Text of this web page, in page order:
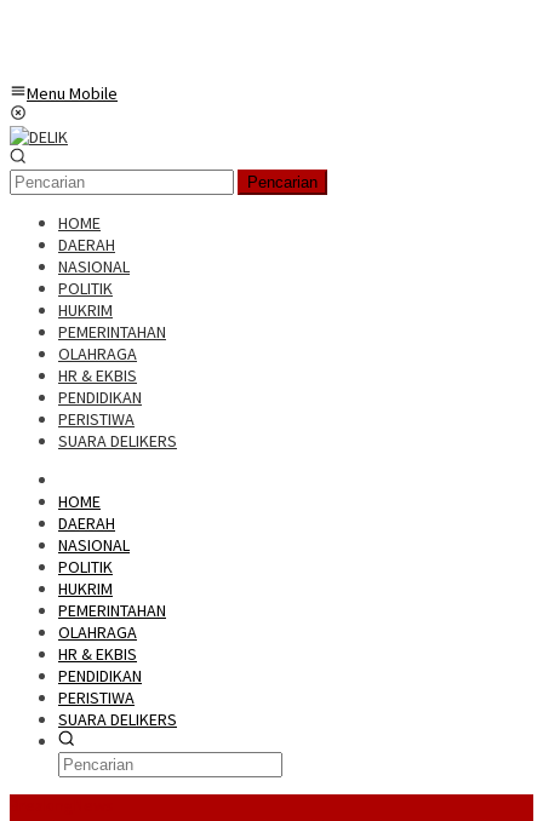
Menu Mobile
Pencarian
HOME
DAERAH
NASIONAL
POLITIK
HUKRIM
PEMERINTAHAN
OLAHRAGA
HR & EKBIS
PENDIDIKAN
PERISTIWA
SUARA DELIKERS
HOME
DAERAH
NASIONAL
POLITIK
HUKRIM
PEMERINTAHAN
OLAHRAGA
HR & EKBIS
PENDIDIKAN
PERISTIWA
SUARA DELIKERS